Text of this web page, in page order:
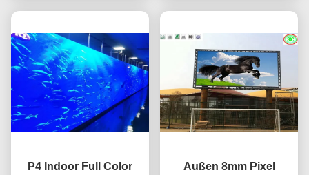
P4 Indoor Full Color
Außen 8mm Pixel